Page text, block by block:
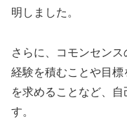
明しました。
さらに、コモンセンス
経験を積むことや目
を求めることなど、
す。